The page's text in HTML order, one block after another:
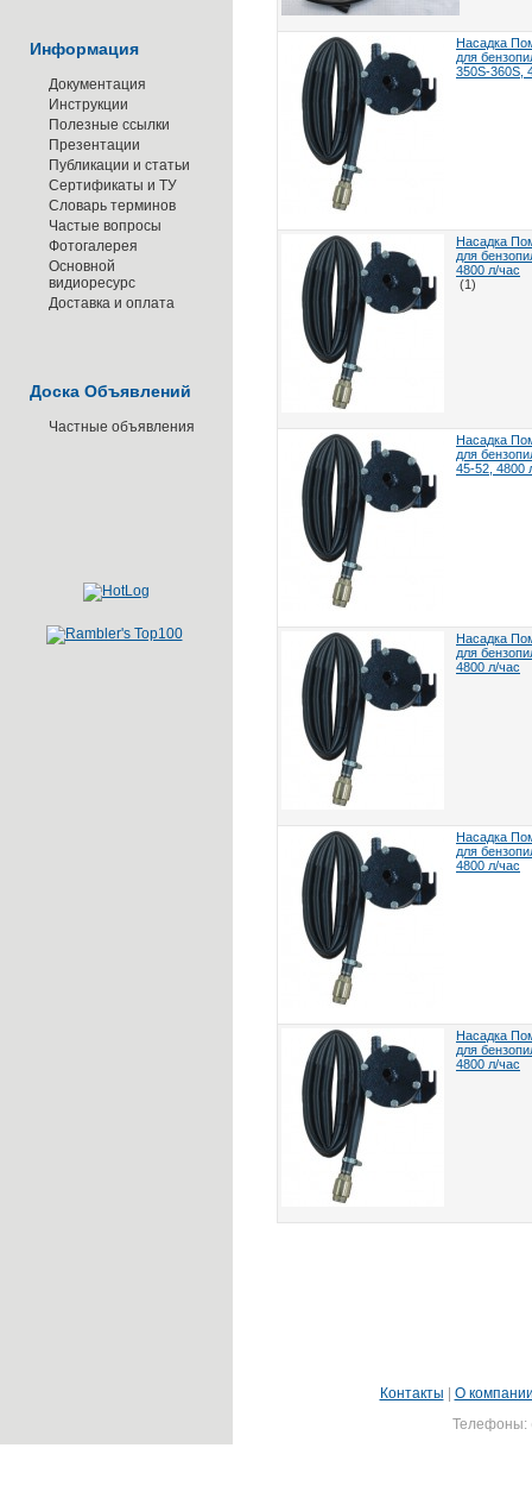
Информация
Документация
Инструкции
Полезные ссылки
Презентации
Публикации и статьи
Сертификаты и ТУ
Словарь терминов
Частые вопросы
Фотогалерея
Основной
видиоресурс
Доставка и оплата
Доска Объявлений
Частные объявления
Насадка
для
350S-360S,
Насадка
для
4800 л/час
(1)
Насадка
для
45-52, 4800
Насадка
для
4800 л/час
Насадка
для
4800 л/час
Насадка
для
4800 л/час
Контакты
О
Телефоны: